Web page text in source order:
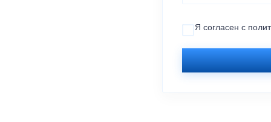
Я согласен с